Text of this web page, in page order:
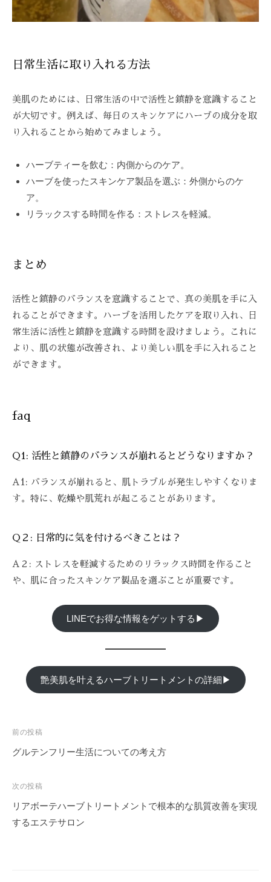
日常生活に取り入れる方法
美肌のためには、日常生活の中で活性と鎮静を意識すること
が大切です。例えば、毎日のスキンケアにハーブの成分を取
り入れることから始めてみましょう。
ハーブティーを飲む：内側からのケア。
ハーブを使ったスキンケア製品を選ぶ：外側からのケ
ア。
リラックスする時間を作る：ストレスを軽減。
まとめ
活性と鎮静のバランスを意識することで、真の美肌を手に入
れることができます。ハーブを活用したケアを取り入れ、日
常生活に活性と鎮静を意識する時間を設けましょう。これに
より、肌の状態が改善され、より美しい肌を手に入れること
ができます。
faq
Q1: 活性と鎮静のバランスが崩れるとどうなりますか？
A1: バランスが崩れると、肌トラブルが発生しやすくなりま
す。特に、乾燥や肌荒れが起こることがあります。
Q２: 日常的に気を付けるべきことは？
A２: ストレスを軽減するためのリラックス時間を作ること
や、肌に合ったスキンケア製品を選ぶことが重要です。
LINEでお得な情報をゲットする▶
艶美肌を叶えるハーブトリートメントの詳細▶
投
稿
ビ
ゲ
ー
前の投稿
グルテンフリー生活についての考え方
次の投稿
リアボーテハーブトリートメントで根本的な肌質改善を実現
するエステサロン